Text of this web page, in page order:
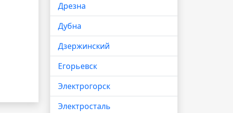
Дрезна
Дубна
Дзержинский
Егорьевск
Электрогорск
Электросталь